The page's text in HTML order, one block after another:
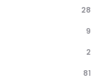
28
9
2
81